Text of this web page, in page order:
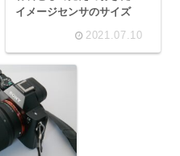
イメージセンサのサイズ
2021.07.10